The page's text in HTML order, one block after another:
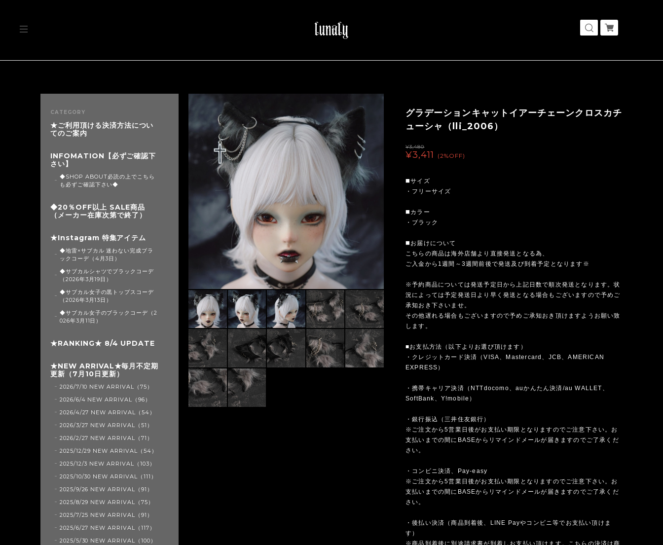
グラデーションキャットイアーチェーンクロスカチ
ューシャ（lli_2006）
¥3,480
¥3,411 (2%OFF)
◼️サイズ
・フリーサイズ
◼️カラー
・ブラック
◼️お届けについて
こちらの商品は海外店舗より直接発送となる為、
ご入金から1週間～3週間前後で発送及び到着予定となります※
※予約商品については発送予定日から上記日数で順次発送となります。状
況によっては予定発送日より早く発送となる場合もございますので予めご
承知おき下さいませ。
その他遅れる場合もございますので予めご承知おき頂けますようお願い致
します。
■お支払方法（以下よりお選び頂けます）
・クレジットカード決済（VISA、Mastercard、JCB、AMERICAN
EXPRESS）
・携帯キャリア決済（NTTdocomo、auかんたん決済/au WALLET、
SoftBank、Y!mobile）
・銀行振込（三井住友銀行）
※ご注文から5営業日後がお支払い期限となりますのでご注意下さい。お
支払いまでの間にBASEからリマインドメールが届きますのでご了承くだ
さい。
・コンビニ決済、Pay-easy
※ご注文から5営業日後がお支払い期限となりますのでご注意下さい。お
支払いまでの間にBASEからリマインドメールが届きますのでご了承くだ
さい。
・後払い決済（商品到着後、LINE Payやコンビニ等でお支払い頂けま
す）
CATEGORY
★ご利用頂ける決済方法につい
てのご案内
INFOMATION【必ずご確認下
さい】
◆SHOP ABOUT必読の上でこちら
も必ずご確認下さい◆
◆20％OFF以上 SALE商品
（メーカー在庫次第で終了）
★Instagram 特集アイテム
◆地雷×サブカル 迷わない完成ブラ
ックコーデ（4月3日）
◆サブカルシャツでブラックコーデ
（2026年3月19日）
◆サブカル女子の黒トップスコーデ
（2026年3月13日）
◆サブカル女子のブラックコーデ（2
026年3月11日）
★RANKING★ 8/4 UPDATE
★NEW ARRIVAL★毎月不定期
更新（7月10日更新）
2026/7/10 NEW ARRIVAL（75）
2026/6/4 NEW ARRIVAL（96）
2026/4/27 NEW ARRIVAL（54）
2026/3/27 NEW ARRIVAL（51）
2026/2/27 NEW ARRIVAL（71）
2025/12/29 NEW ARRIVAL（54）
2025/12/3 NEW ARRIVAL（103）
2025/10/30 NEW ARRIVAL（111）
2025/9/26 NEW ARRIVAL（91）
2025/8/29 NEW ARRIVAL（75）
2025/7/25 NEW ARRIVAL（91）
2025/6/27 NEW ARRIVAL（117）
2025/5/30 NEW ARRIVAL（100）